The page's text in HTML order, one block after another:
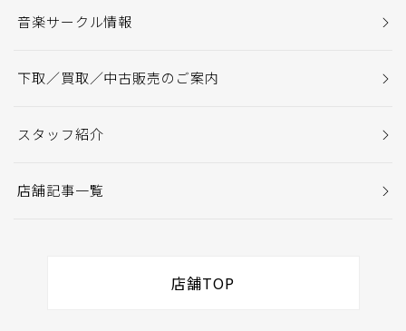
音楽サークル情報
下取／買取／中古販売のご案内
スタッフ紹介
店舗記事一覧
店舗TOP